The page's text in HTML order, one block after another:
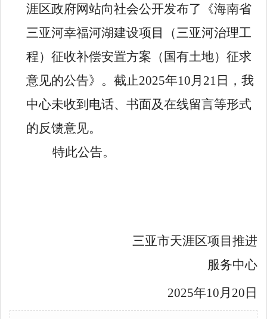
涯区政府网站向社会公开发布了《海南省
三亚河幸福河湖建设项目（三亚河治理工
程）征收补偿安置方案（国有土地） 征求
意见的公告》。截止2025年10 月 21 日， 我
中心未收到电话、书面及在线留言等形式
的反馈意见。
特此公告。
三亚市天涯区项目推进
服务中心
2025年10月20日